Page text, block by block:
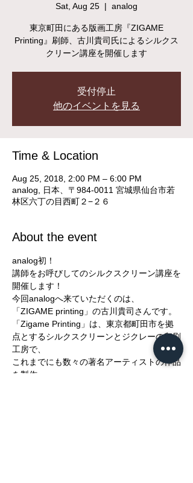
Sat, Aug 25
  |
analog
東京町田にある版画工房『ZIGAME
Printing』刷師、古川貴司氏によるシルクス
クリーン講座を開催します
受付停止
他のイベントを見る
Time & Location
Aug 25, 2018, 2:00 PM – 6:00 PM
analog, 日本、〒984-0011 宮城県仙台市若
林区六丁の目西町２−２６
About the event
analog初！
講師をお呼びしてのシルクスクリーン講座を
開催します！
今回analogへ来ていただくのは、
「ZIGAME printing」の古川貴司さんです。
「Zigame Printing」は、東京都町田市を拠
点とするシルクスクリーンとジクレーの印刷
工房で、
これまでにも数々の著名アーティストの作品
を製作。